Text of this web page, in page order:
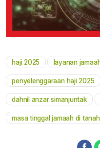
haji 2025 layanan
penyelenggaraan haji 2025
dahnil anzar simanjuntak
masa tinggal jamaah di